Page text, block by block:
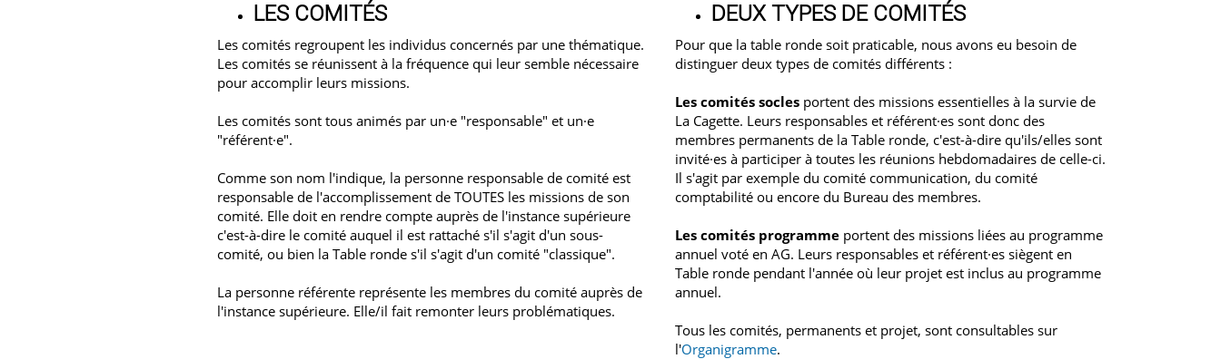
LES COMITÉS
Les comités regroupent les individus concernés par une thématique.
Les comités se réunissent à la fréquence qui leur semble nécessaire
pour accomplir leurs missions.
Les comités sont tous animés par un·e "responsable" et un·e
"référent·e".
Comme son nom l'indique, la personne responsable de comité est
responsable de l'accomplissement de TOUTES les missions de son
comité. Elle doit en rendre compte auprès de l'instance supérieure
c'est-à-dire le comité auquel il est rattaché s'il s'agit d'un sous-
comité, ou bien la Table ronde s'il s'agit d'un comité "classique".
La personne référente représente les membres du comité auprès de
l'instance supérieure. Elle/il fait remonter leurs problématiques.
DEUX TYPES DE COMITÉS
Pour que la table ronde soit praticable, nous avons eu besoin de
distinguer deux types de comités différents :
Les comités socles portent des missions essentielles à la survie de
La Cagette. Leurs responsables et référent·es sont donc des
membres permanents de la Table ronde, c'est-à-dire qu'ils/elles sont
invité·es à participer à toutes les réunions hebdomadaires de celle-ci.
Il s'agit par exemple du comité communication, du comité
comptabilité ou encore du Bureau des membres.
Les comités programme portent des missions liées au programme
annuel voté en AG. Leurs responsables et référent·es siègent en
Table ronde pendant l'année où leur projet est inclus au programme
annuel.
Tous les comités, permanents et projet, sont consultables sur
l'Organigramme.